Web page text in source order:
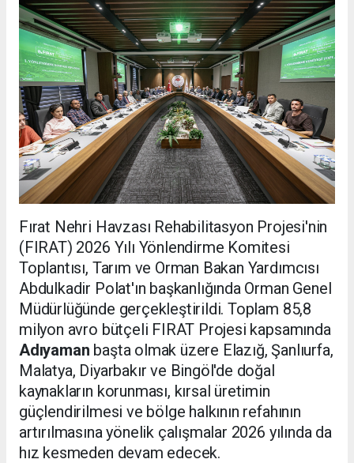
Fırat Nehri Havzası Rehabilitasyon Projesi'nin
(FIRAT) 2026 Yılı Yönlendirme Komitesi
Toplantısı, Tarım ve Orman Bakan Yardımcısı
Abdulkadir Polat'ın başkanlığında Orman Genel
Müdürlüğünde gerçekleştirildi. Toplam 85,8
milyon avro bütçeli FIRAT Projesi kapsamında
Adıyaman başta olmak üzere Elazığ, Şanlıurfa,
Malatya, Diyarbakır ve Bingöl'de doğal
kaynakların korunması, kırsal üretimin
güçlendirilmesi ve bölge halkının refahının
artırılmasına yönelik çalışmalar 2026 yılında da
hız kesmeden devam edecek.